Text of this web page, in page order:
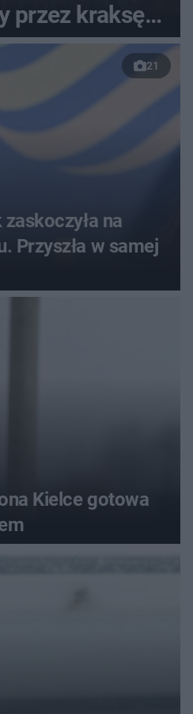
przez kraksę
21
na
Przyszła w samej
Kielce gotowa